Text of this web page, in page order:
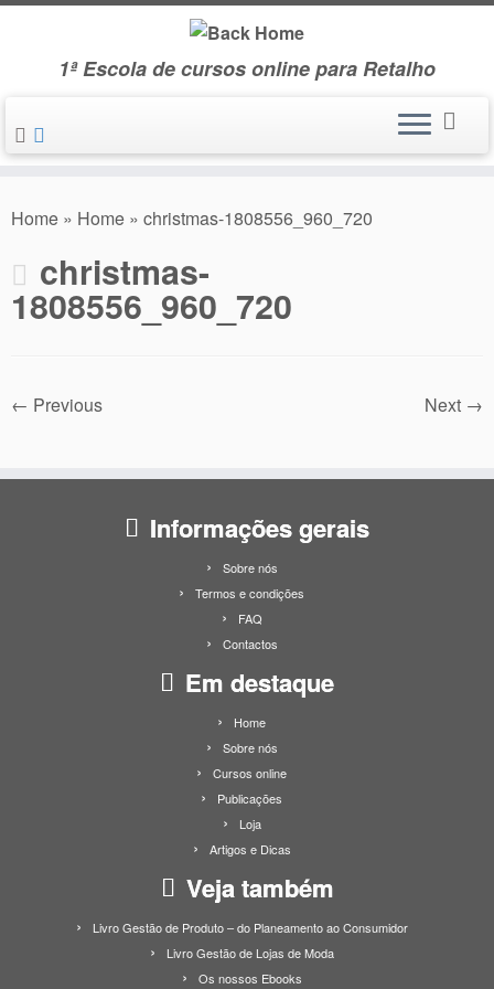
Skip
1ª Escola de cursos online para Retalho
Home » Home » christmas-1808556_960_720
christmas-
1808556_960_720
← Previous Next →
Informações gerais
Sobre nós
Termos e condições
FAQ
Contactos
Em destaque
Home
Sobre nós
Cursos online
Publicações
Loja
Artigos e Dicas
Veja também
Livro Gestão de Produto – do Planeamento ao Consumidor
Livro Gestão de Lojas de Moda
Os nossos Ebooks